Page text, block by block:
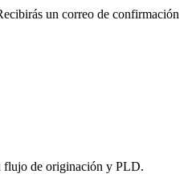
un correo de confirmación
flujo de originación y PLD.